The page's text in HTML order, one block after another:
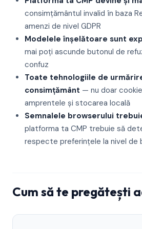
consimțământul invalid în baza
amenzi de nivel GDPR
Modelele înșelătoare sunt
mai poți ascunde butonul de
confuz
Toate tehnologiile de
consimțământ — nu doar
amprentele și stocarea locală
Semnalele browserului
platforma ta CMP trebuie să
respecte preferințele la nivel de
Cum să te pregătești